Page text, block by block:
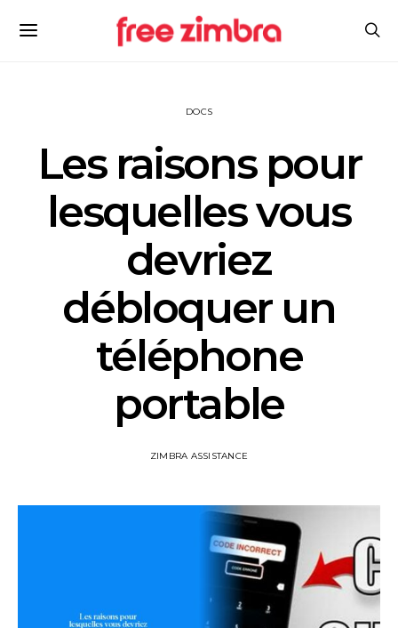
DOCS
Les raisons pour
lesquelles vous
devriez
débloquer un
téléphone
portable
ZIMBRA ASSISTANCE